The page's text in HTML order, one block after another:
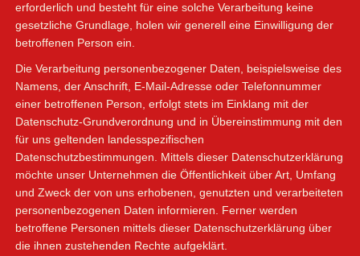
erforderlich und besteht für eine solche Verarbeitung keine
gesetzliche Grundlage, holen wir generell eine Einwilligung der
betroffenen Person ein.
Die Verarbeitung personenbezogener Daten, beispielsweise des
Namens, der Anschrift, E-Mail-Adresse oder Telefonnummer
einer betroffenen Person, erfolgt stets im Einklang mit der
Datenschutz-Grundverordnung und in Übereinstimmung mit den
für uns geltenden landesspezifischen
Datenschutzbestimmungen. Mittels dieser Datenschutzerklärung
möchte unser Unternehmen die Öffentlichkeit über Art, Umfang
und Zweck der von uns erhobenen, genutzten und verarbeiteten
personenbezogenen Daten informieren. Ferner werden
betroffene Personen mittels dieser Datenschutzerklärung über
die ihnen zustehenden Rechte aufgeklärt.